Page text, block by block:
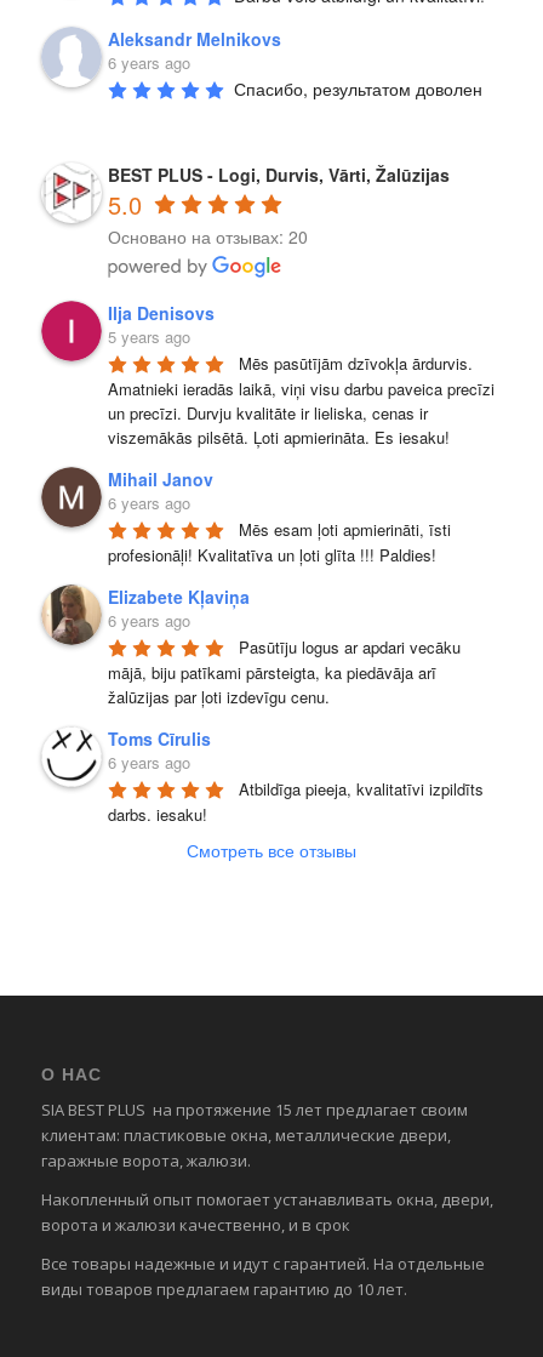
Aleksandr Melnikovs
6 years ago
Спасибо, результатом доволен
BEST PLUS - Logi, Durvis, Vārti, Žalūzijas
5.0
Основано на отзывах: 20
Ilja Denisovs
5 years ago
Mēs pasūtījām dzīvokļa ārdurvis.
Amatnieki ieradās laikā, viņi visu darbu paveica precīzi
un precīzi. Durvju kvalitāte ir lieliska, cenas ir
viszemākās pilsētā. Ļoti apmierināta. Es iesaku!
Mihail Janov
6 years ago
Mēs esam ļoti apmierināti, īsti
profesionāļi! Kvalitatīva un ļoti glīta !!! Paldies!
Elizabete Kļaviņa
6 years ago
Pasūtīju logus ar apdari vecāku
mājā, biju patīkami pārsteigta, ka piedāvāja arī
žalūzijas par ļoti izdevīgu cenu.
Toms Cīrulis
6 years ago
Atbildīga pieeja, kvalitatīvi izpildīts
darbs. iesaku!
Смотреть все отзывы
О НАС
SIA BEST PLUS на протяжение 15 лет предлагает своим
клиентам: пластиковые окна, металлические двери,
гаражные ворота, жалюзи.
Накопленный опыт помогает устанавливать окна, двери,
ворота и жалюзи качественно, и в срок
Все товары надежные и идут с гарантией. На отдельные
виды товаров предлагаем гарантию до 10 лет.